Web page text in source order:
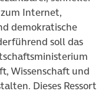
Internet,
demokratische
soll das
Wissenschaft und
Dieses Ressort